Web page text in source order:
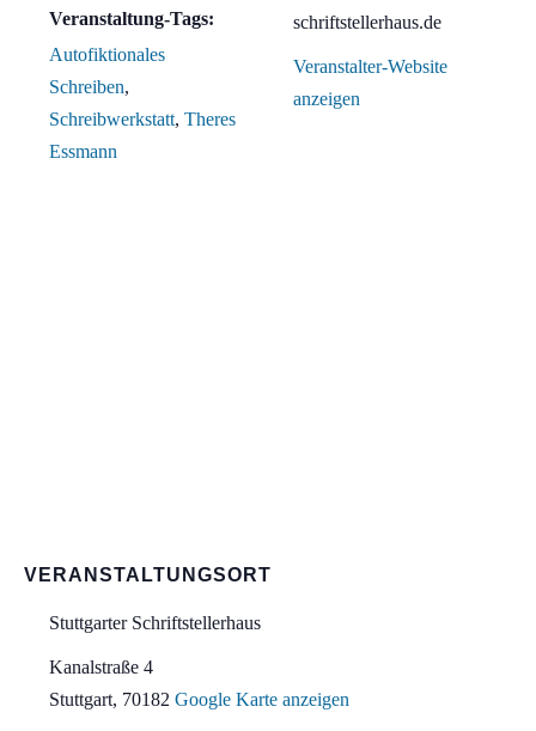
Veranstaltung-Tags:
Autofiktionales
Schreiben,
Schreibwerkstatt, Theres
Essmann
schriftstellerhaus.de
Veranstalter-Website
anzeigen
VERANSTALTUNGSORT
Stuttgarter Schriftstellerhaus
Kanalstraße 4
Stuttgart, 70182 Google Karte anzeigen